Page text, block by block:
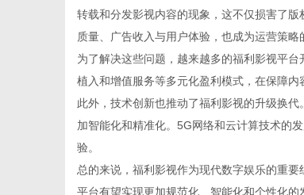
转载和分发影视内容的现象，这不仅损害了
质量、广告收入与用户体验，也成为运营策略
为了解决这些问题，越来越多的福利影视平
植入和增值服务等多元化盈利模式，在保障内
此外，技术创新也推动了福利影视的升级换
加智能化和精准化。5G网络和云计算技术的
验。
总的来说，福利影视作为现代数字娱乐的重
平台有望实现更加规范化、智能化和个性化的